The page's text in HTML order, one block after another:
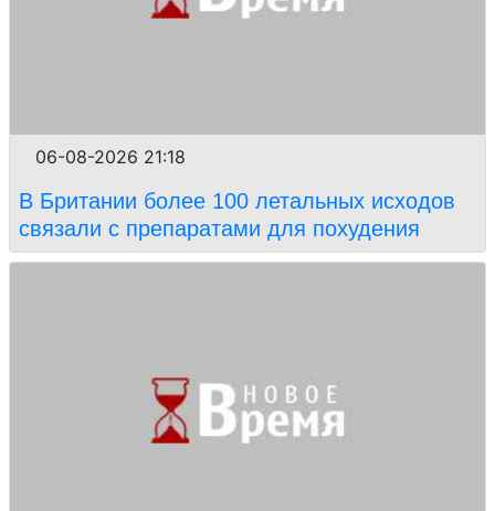
06-08-2026 21:18
В Британии более 100 летальных исходов
связали с препаратами для похудения